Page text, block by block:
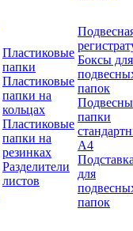
Пластиковые
папки
Пластиковые
папки на
кольцах
Пластиковые
папки на
резинках
Разделители
листов
Боксы для
папок
папки
А4
для
папок